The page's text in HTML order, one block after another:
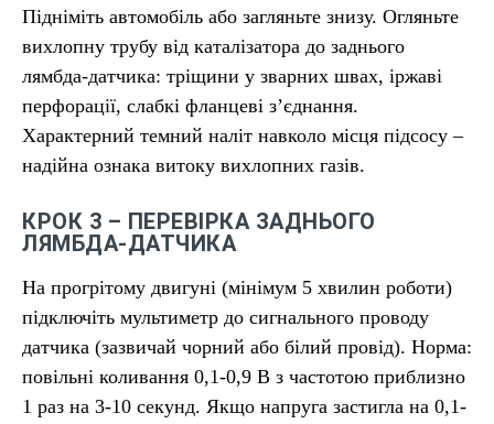
Підніміть автомобіль або загляньте знизу. Огляньте
вихлопну трубу від каталізатора до заднього
лямбда-датчика: тріщини у зварних швах, іржаві
перфорації, слабкі фланцеві з’єднання.
Характерний темний наліт навколо місця підсосу –
надійна ознака витоку вихлопних газів.
КРОК 3 – ПЕРЕВІРКА ЗАДНЬОГО
ЛЯМБДА-ДАТЧИКА
На прогрітому двигуні (мінімум 5 хвилин роботи)
підключіть мультиметр до сигнального проводу
датчика (зазвичай чорний або білий провід). Норма:
повільні коливання 0,1-0,9 В з частотою приблизно
1 раз на 3-10 секунд. Якщо напруга застигла на 0,1-